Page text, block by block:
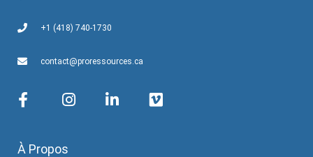
+1 (418) 740-1730
contact@proressources.ca
À Propos